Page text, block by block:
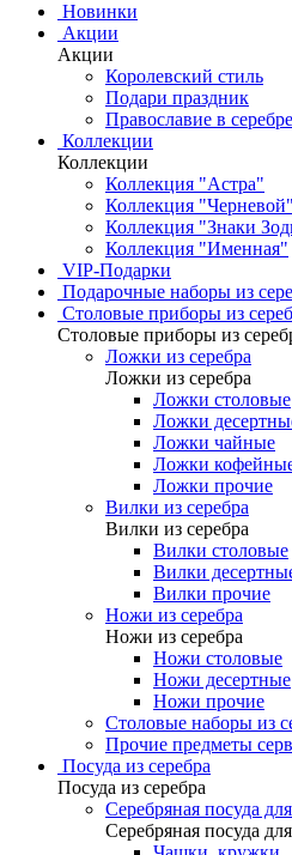
Новинки
Акции
Акции
Королевский стиль
Подари праздник
Православие в серебре
Коллекции
Коллекции
Коллекция "Астра"
Коллекция "Черневой"
Коллекция "Знаки
Коллекция "Именная"
VIP-Подарки
Подарочные наборы из
Столовые приборы из
Столовые приборы из
Ложки из серебра
Ложки из серебра
Ложки столовые
Ложки
Ложки чайные
Ложки
Ложки прочие
Вилки из серебра
Вилки из серебра
Вилки столовые
Вилки
Вилки прочие
Ножи из серебра
Ножи из серебра
Ножи столовые
Ножи десертные
Ножи прочие
Столовые наборы из
Прочие предметы
Посуда из серебра
Посуда из серебра
Серебряная посуда
Серебряная посуда